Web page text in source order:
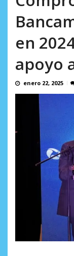
en
apoyo
enero 22, 2025